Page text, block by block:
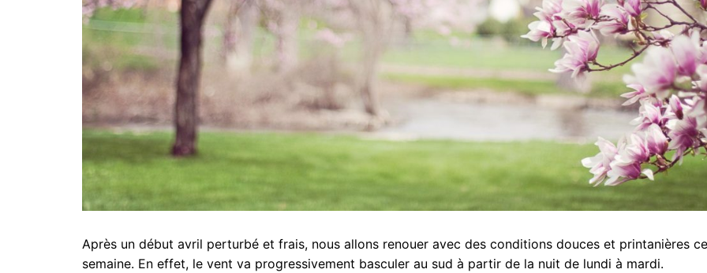
Après un début avril perturbé et frais, nous allons renouer avec des conditions douces et printanières
semaine. En effet, le vent va progressivement basculer au sud à partir de la nuit de lundi à mardi.